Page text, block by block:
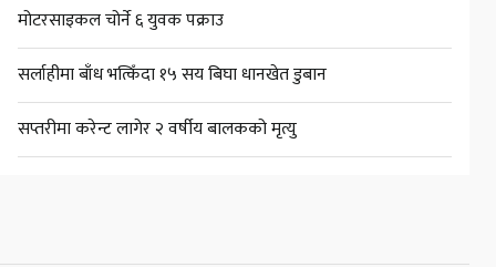
मोटरसाइकल चोर्ने ६ युवक पक्राउ
सर्लाहीमा बाँध भत्किँदा १५ सय बिघा धानखेत डुबान
सप्तरीमा करेन्ट लागेर २ वर्षीय बालकको मृत्यु